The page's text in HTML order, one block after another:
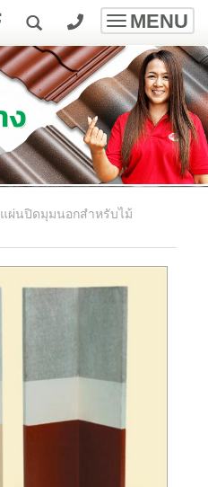
Toggle
MENU
แผ่นปิดมุมนอกสำหรับไม้